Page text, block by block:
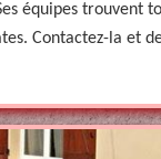
équipes trouvent
Contactez-la et